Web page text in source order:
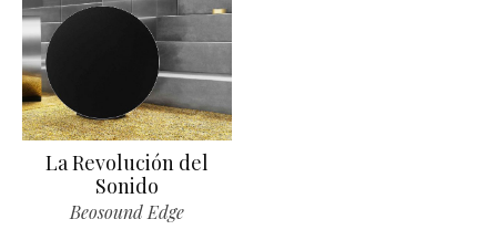
La Revolución del
Sonido
Beosound Edge